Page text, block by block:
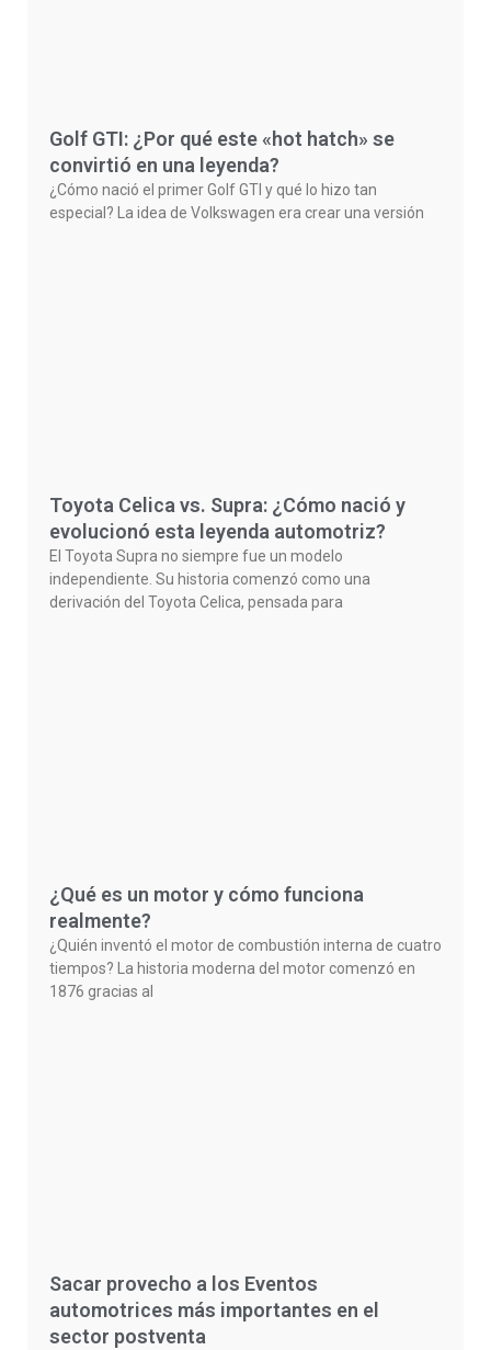
Golf GTI: ¿Por qué este «hot hatch» se
convirtió en una leyenda?
¿Cómo nació el primer Golf GTI y qué lo hizo tan
especial? La idea de Volkswagen era crear una versión
Toyota Celica vs. Supra: ¿Cómo nació y
evolucionó esta leyenda automotriz?
El Toyota Supra no siempre fue un modelo
independiente. Su historia comenzó como una
derivación del Toyota Celica, pensada para
¿Qué es un motor y cómo funciona
realmente?
¿Quién inventó el motor de combustión interna de cuatro
tiempos? La historia moderna del motor comenzó en
1876 gracias al
Sacar provecho a los Eventos
automotrices más importantes en el
sector postventa